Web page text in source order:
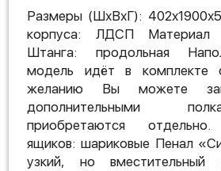
Размеры (ШхВхГ):
корпуса: ЛДСП
Штанга: продольная
модель идёт в комплекте
желанию Вы можете
дополнительными
приобретаются
ящиков: шариковые Пенал
узкий, но вместительный